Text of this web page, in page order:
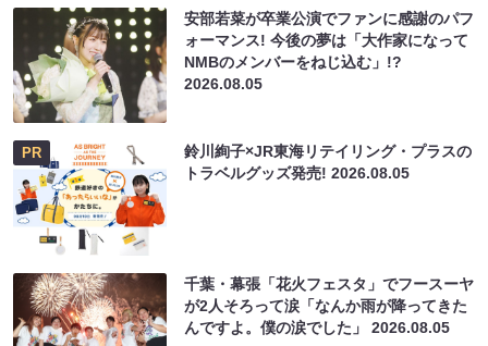
安部若菜が卒業公演でファンに感謝のパフ
ォーマンス! 今後の夢は「大作家になって
NMBのメンバーをねじ込む」!?
2026.08.05
PR
鈴川絢子×JR東海リテイリング・プラスの
トラベルグッズ発売!2026.08.05
千葉・幕張「花火フェスタ」でフースーヤ
が2人そろって涙「なんか雨が降ってきた
んですよ。僕の涙でした」2026.08.05